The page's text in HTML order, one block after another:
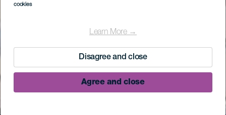
cookies
Learn More →
Disagree and close
Agree and close